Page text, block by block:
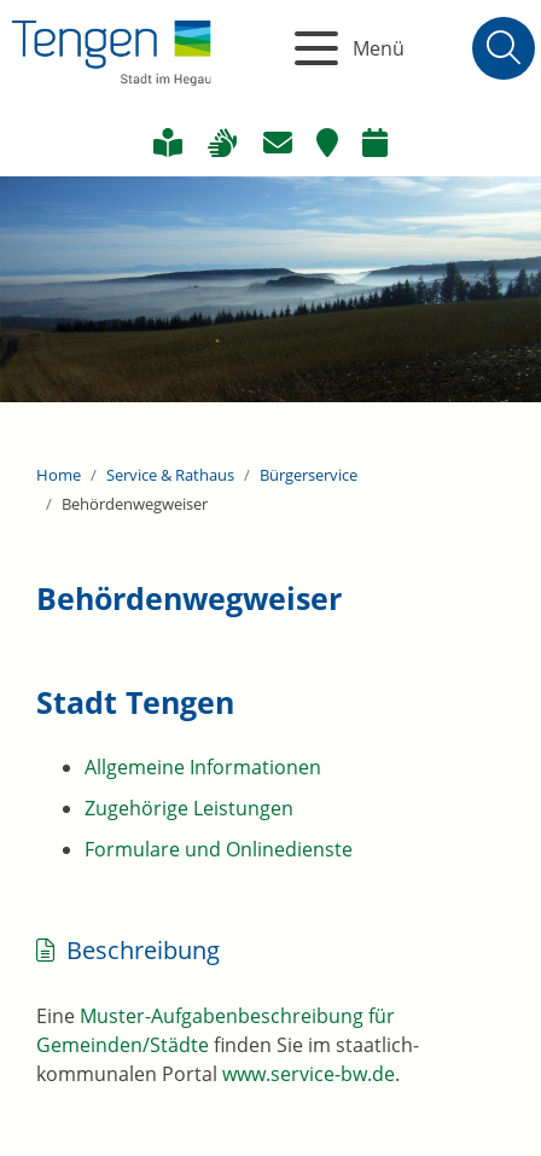
Menü
Home Service & Rathaus
Bürgerservice
Behördenwegweiser
Behördenwegweiser
Stadt Tengen
Allgemeine Informationen
Zugehörige Leistungen
Formulare und Onlinedienste
Beschreibung
Eine Muster-Aufgabenbeschreibung für
Gemeinden/Städtefinden Sie im staatlich-
kommunalen Portal www.service-bw.de.